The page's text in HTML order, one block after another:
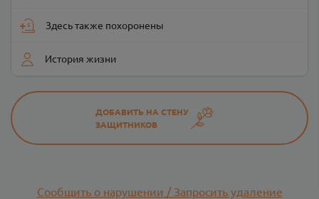
Здесь также похоронены
История жизни
ДОБАВИТЬ НА СТЕНУ
ЗАЩИТНИКОВ
Сообщить о нарушении / Запросить удаление